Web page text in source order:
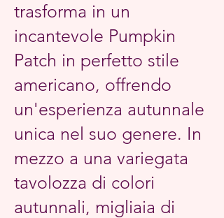
trasforma in un
incantevole Pumpkin
Patch in perfetto stile
americano, offrendo
un'esperienza autunnale
unica nel suo genere. In
mezzo a una variegata
tavolozza di colori
autunnali, migliaia di